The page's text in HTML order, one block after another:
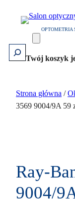
OPTOMETRIA
Szukaj
Twój koszyk
Strona główna /
3569 9004/9A 59
Ray-
9004/